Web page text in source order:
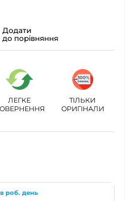
Додати
до порівняння
ЛЕГКЕ
ТІЛЬКИ
ОРИГІНАЛИ
в роб. день